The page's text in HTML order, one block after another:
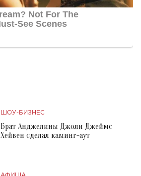
ШОУ-БИЗНЕС
Брат Анджелины Джоли Джеймс
Хейвен сделал каминг-аут